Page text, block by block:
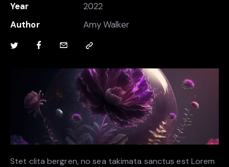
Year
2022
Author
Amy Walker
Stet clita bergren, no sea takimata sanctus est Lorem